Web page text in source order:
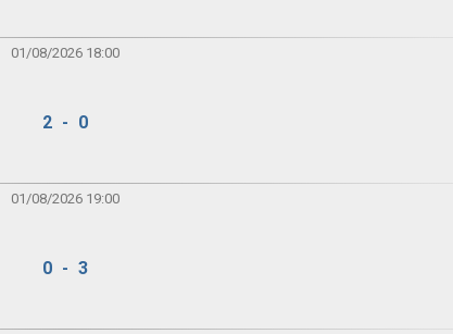
01/08/2026 18:00
2 - 0
01/08/2026 19:00
0 - 3